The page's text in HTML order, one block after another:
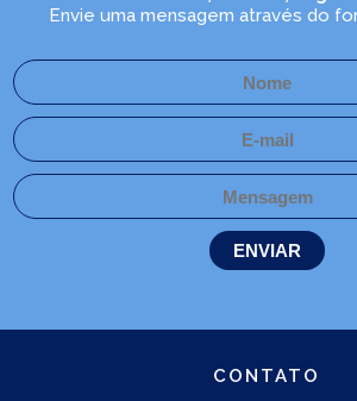
Envie uma mensagem através do
CONTATO